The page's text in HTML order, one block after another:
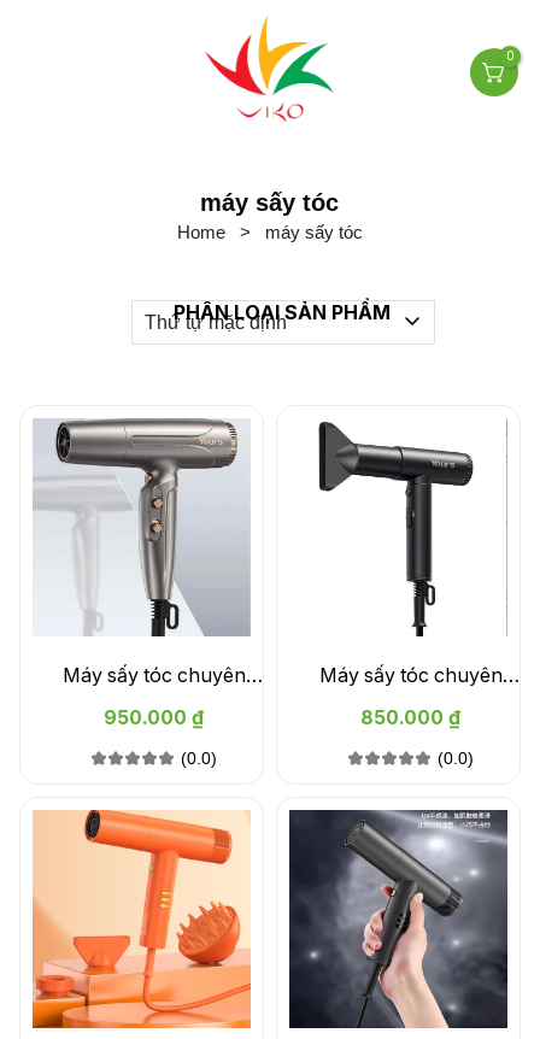
0
máy sấy tóc
Home > máy sấy tóc
PHÂN LOẠI SẢN PHẨM
Thứ tự mặc định
Máy sấy tóc chuyên
nghiệp Your G200
950.000 ₫
(0.0)
Máy sấy tóc chuyên
nghiệp Your A330
850.000 ₫
(0.0)